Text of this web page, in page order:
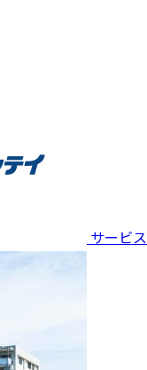
サービス